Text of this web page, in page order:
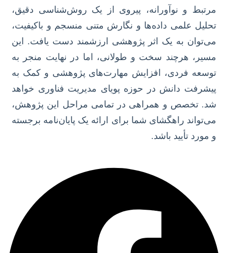
مرتبط و نوآورانه، پیروی از یک روش‌شناسی دقیق،
تحلیل علمی داده‌ها و نگارش متنی منسجم و باکیفیت،
می‌توان به یک اثر پژوهشی ارزشمند دست یافت. این
مسیر، هرچند سخت و طولانی، اما در نهایت منجر به
توسعه فردی، افزایش مهارت‌های پژوهشی و کمک به
پیشرفت دانش در حوزه پویای مدیریت فناوری خواهد
شد. تخصص و همراهی در تمامی مراحل این پژوهش،
می‌تواند راهگشای شما برای ارائه یک پایان‌نامه برجسته
و مورد تأیید باشد.